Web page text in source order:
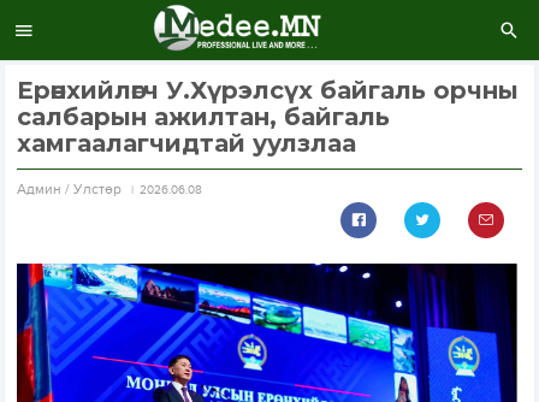
Ерөнхийлөгч У.Хүрэлсүх байгаль орчны
салбарын ажилтан, байгаль
хамгаалагчидтай уулзлаа
Aдмин / Улстөр 2026.06.08